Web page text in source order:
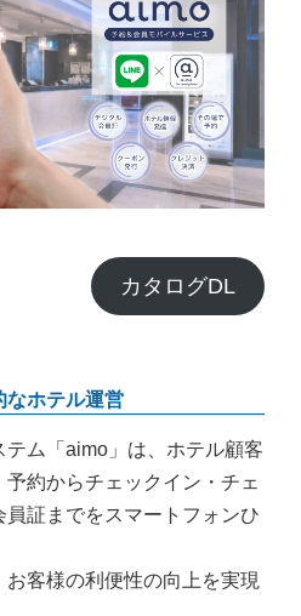
カタログDL
なホテル運営
ム「aimo」は、ホテル顧客
約からチェックイン・チェ
証までをスマートフォンひ
客様の利便性の向上を実現